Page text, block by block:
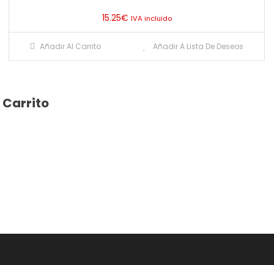
15.25€ IVA incluido
Añadir Al Carrito Añadir A Lista De Deseos
Carrito